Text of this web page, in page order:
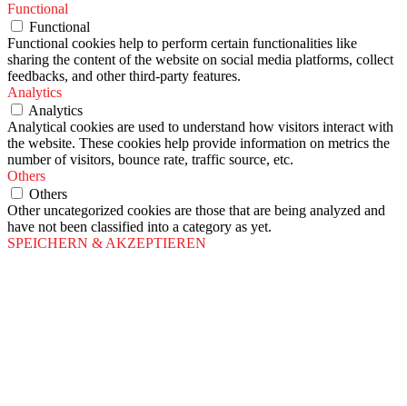
Functional
Functional
Functional cookies help to perform certain functionalities like
sharing the content of the website on social media platforms, collect
feedbacks, and other third-party features.
Analytics
Analytics
Analytical cookies are used to understand how visitors interact with
the website. These cookies help provide information on metrics the
number of visitors, bounce rate, traffic source, etc.
Others
Others
Other uncategorized cookies are those that are being analyzed and
have not been classified into a category as yet.
SPEICHERN & AKZEPTIEREN